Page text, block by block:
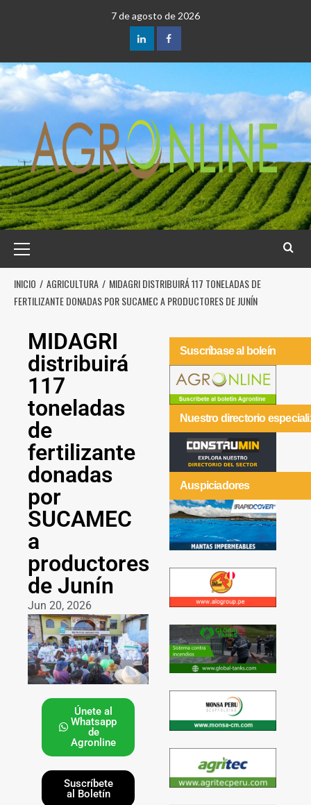
7 de agosto de 2026
INICIO AGRICULTURA
MIDAGRI DISTRIBUIRÁ 117 TONELADAS DE
FERTILIZANTE DONADAS POR SUCAMEC A PRODUCTORES DE JUNÍN
MIDAGRI
distribuirá
117
toneladas
de
fertilizante
donadas
por
SUCAMEC
a
productores
de Junín
Jun 20, 2026
Únete al
Whatsapp
de
Agronline
Suscríbete
al Boletín
Suscríbase al boleín
Nuestro directorio
Auspiciadores